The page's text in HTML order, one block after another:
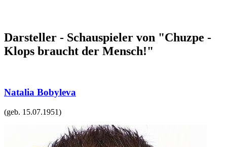
Darsteller - Schauspieler von "Chuzpe -
Klops braucht der Mensch!"
Natalia Bobyleva
(geb. 15.07.1951)